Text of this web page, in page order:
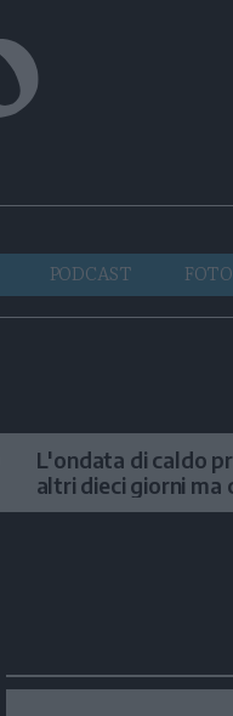
PODCAST FOTO
L'ondata di caldo
altri dieci giorni ma
temporali